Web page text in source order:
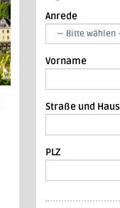
Anrede
Vorname
Straße und
PLZ